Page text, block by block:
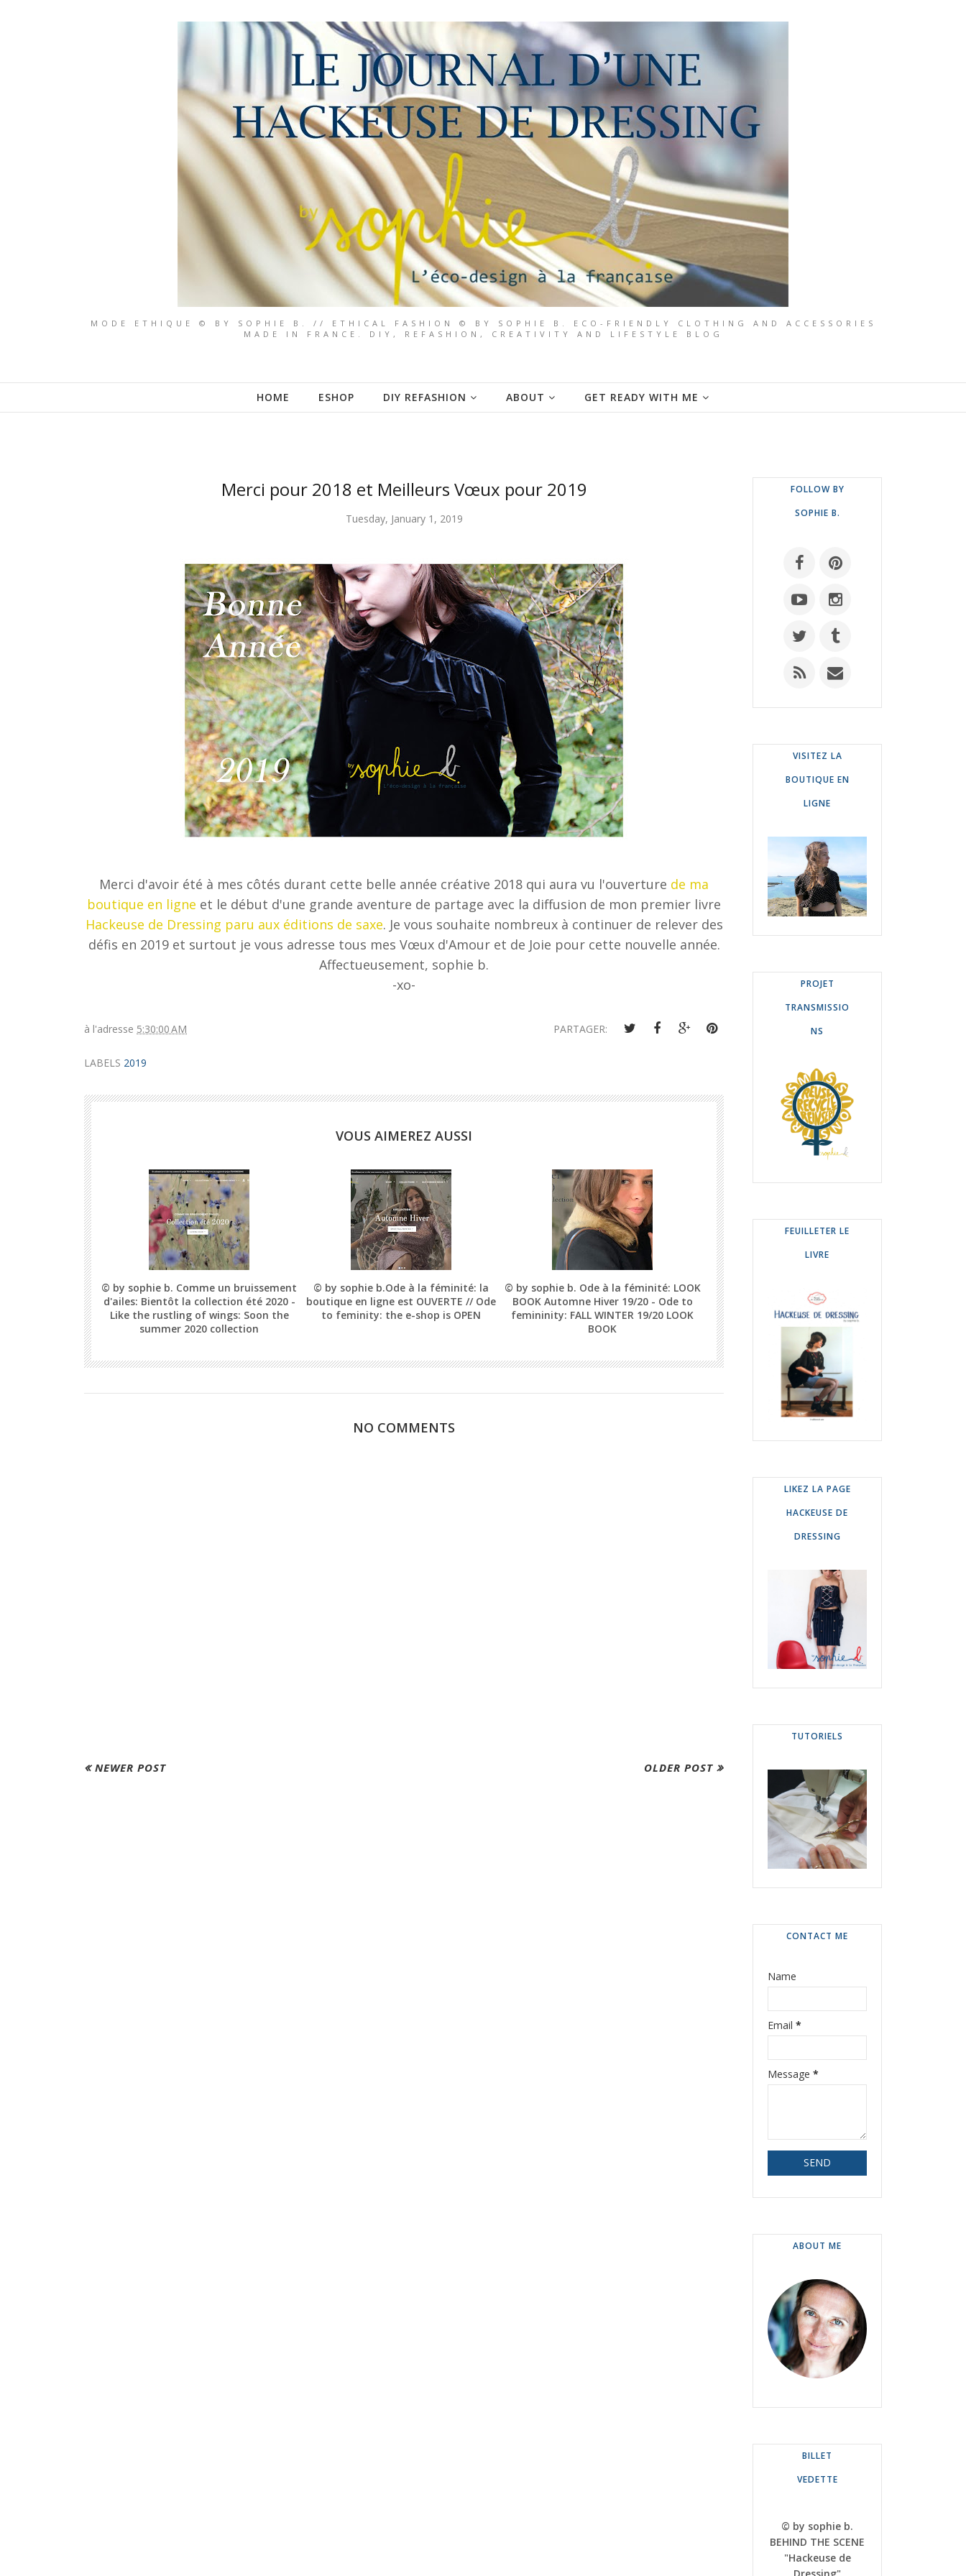
MODE ETHIQUE © BY SOPHIE B. // ETHICAL FASHION © BY SOPHIE B. ECO-FRIENDLY CLOTHING AND ACCESSORIES
MADE IN FRANCE. DIY, REFASHION, CREATIVITY AND LIFESTYLE BLOG
HOME ESHOP DIY REFASHION ABOUT GET READY WITH ME
Merci pour 2018 et Meilleurs Vœux pour 2019
Tuesday, January 1, 2019
Merci d'avoir été à mes côtés durant cette belle année créative 2018 qui aura vu l'ouverture de ma
boutique en ligne et le début d'une grande aventure de partage avec la diffusion de mon premier livre
Hackeuse de Dressing paru aux éditions de saxe. Je vous souhaite nombreux à continuer de relever des
défis en 2019 et surtout je vous adresse tous mes Vœux d'Amour et de Joie pour cette nouvelle année.
Affectueusement, sophie b.
-xo-
à l'adresse 5:30:00 AM PARTAGER:
LABELS 2019
VOUS AIMEREZ AUSSI
© by sophie b. Comme un bruissement
d'ailes: Bientôt la collection été 2020 -
Like the rustling of wings: Soon the
summer 2020 collection
© by sophie b.Ode à la féminité: la
boutique en ligne est OUVERTE // Ode
to feminity: the e-shop is OPEN
© by sophie b. Ode à la féminité: LOOK
BOOK Automne Hiver 19/20 - Ode to
femininity: FALL WINTER 19/20 LOOK
BOOK
NO COMMENTS
NEWER POST OLDER POST
FOLLOW BY
SOPHIE B.
VISITEZ LA
BOUTIQUE EN
LIGNE
PROJET
TRANSMISSIO
NS
FEUILLETER LE
LIVRE
LIKEZ LA PAGE
HACKEUSE DE
DRESSING
TUTORIELS
CONTACT ME
Name
Email *
Message *
ABOUT ME
BILLET
VEDETTE
© by sophie b.
BEHIND THE SCENE
"Hackeuse de
Dressing"